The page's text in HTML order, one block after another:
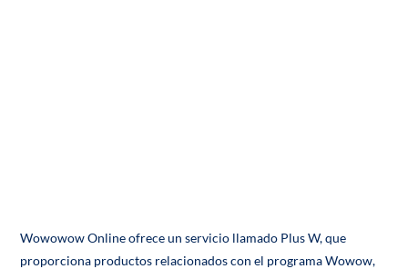
Wowowow Online ofrece un servicio llamado Plus W, que
proporciona productos relacionados con el programa Wowow,